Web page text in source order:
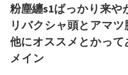
粉塵纏s1ばっかり来や
リバクシャ頭とアマ
他にオススメとかっ
メイン